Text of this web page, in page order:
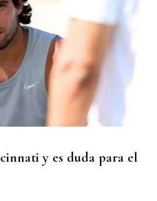
y es duda para el